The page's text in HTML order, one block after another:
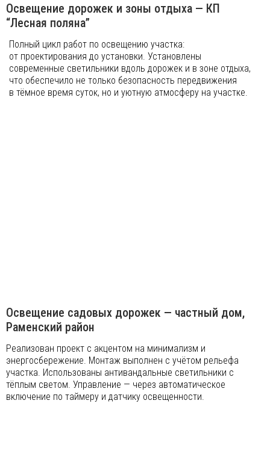
Освещение садовых дорожек — частный дом,
Раменский район
Реализован проект с акцентом на минимализм и
энергосбережение. Монтаж выполнен с учётом рельефа
участка. Использованы антивандальные светильники с
тёплым светом. Управление — через автоматическое
включение по таймеру и датчику освещенности.
Освещение дорожек и зоны отдыха — КП
“Лесная поляна”
Полный цикл работ по освещению участка:
от проектирования до установки. Установлены
современные светильники вдоль дорожек и в зоне отдыха,
что обеспечило не только безопасность передвижения
в тёмное время суток, но и уютную атмосферу на участке.